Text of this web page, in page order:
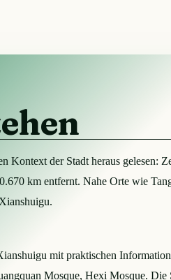
Kontext der Stadt heraus
km entfernt. Nahe Orte wie
mit praktischen
Mosque, Hexi Mosque.